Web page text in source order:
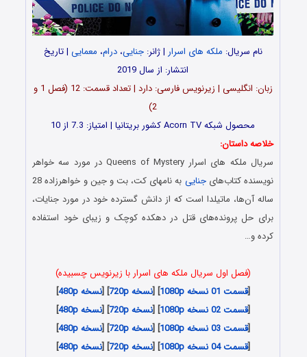
نام سریال: ملکه های اسرار | ژانر:جنایی،درام، معمایی | تاریخ
انتشار: از سال 2019
زبان: انگلیسی | زیرنویس فارسی: دارد | تعداد قسمت‌‌‌‌‌‌: 12 (فصل 1 و
2)
محصول شبکه Acorn TV کشور بریتانیا | امتیاز: 7.3 از 10
خلاصه داستان:
سریال ملکه های اسرار Queens of Mystery در مورد سه خواهر
نویسنده کتاب‌هایجنایی
به نام‎های کت، بت و جین و خواهرزاده 28
ساله آن‌ها، ماتیلدا است که از دانش گسترده خود در مورد جنایات،
برای حل پرونده‌های قتل در دهکده کوچک و زیبای خود استفاده
کرده و…
(فصل اول سریال ملکه های اسرار با زیرنویس چسبیده)
[قسمت 01 نسخه 1080p ] [نسخه 720p ] [نسخه 480p
]
[قسمت 02 نسخه 1080p ] [نسخه 720p ] [نسخه 480p
]
[قسمت 03 نسخه 1080p ] [نسخه 720p ] [نسخه 480p
]
[قسمت 04 نسخه 1080p ] [نسخه 720p ] [نسخه 480p
]